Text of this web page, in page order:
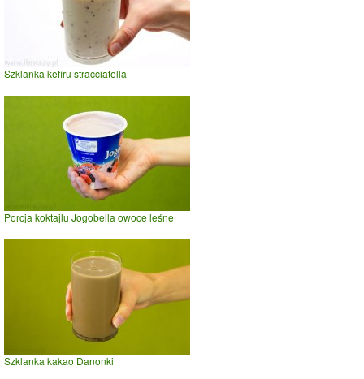
Szklanka kefiru stracciatella
Porcja koktajlu Jogobella owoce leśne
Szklanka kakao Danonki